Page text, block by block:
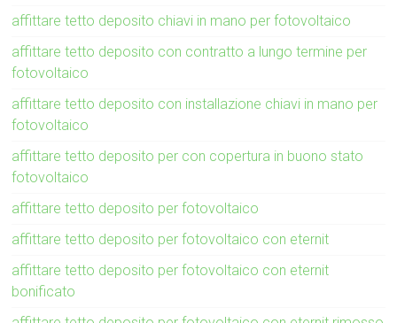
affittare tetto deposito chiavi in mano per fotovoltaico
affittare tetto deposito con contratto a lungo termine per
fotovoltaico
affittare tetto deposito con installazione chiavi in mano per
fotovoltaico
affittare tetto deposito per con copertura in buono stato
fotovoltaico
affittare tetto deposito per fotovoltaico
affittare tetto deposito per fotovoltaico con eternit
affittare tetto deposito per fotovoltaico con eternit
bonificato